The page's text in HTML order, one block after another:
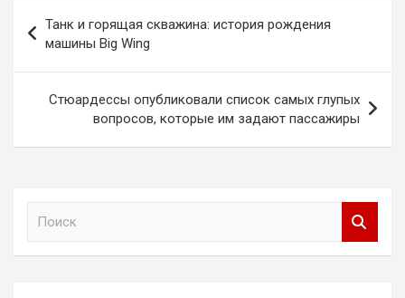
по
записям
Танк и горящая скважина: история рождения
машины Big Wing
Стюардессы опубликовали список самых глупых
вопросов, которые им задают пассажиры